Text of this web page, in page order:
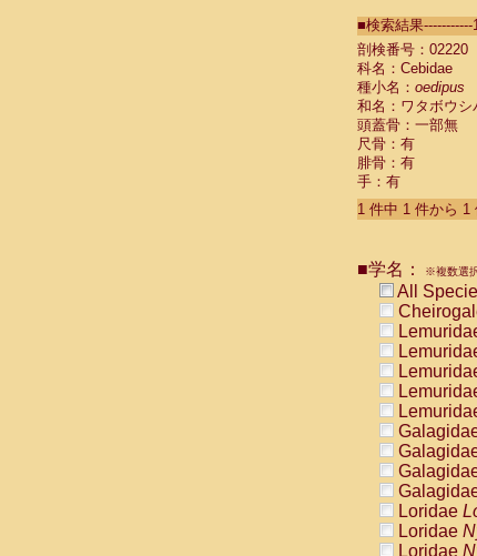
Cebidae
Cebidae
Cebidae
Cebidae
Cebidae
Cebidae
Cebidae
Cebidae
Cebidae
Cebidae
Cebidae
Cebidae
Cebidae
Cebidae
Atelidae
Atelidae
Atelidae
Atelidae
Atelidae
Atelidae
Atelidae
Atelidae
Atelidae
Atelidae
■検索結果
剖検番号：02220
科名：Cebidae
種小名： oedipus
和名：ワタボウシ
頭蓋骨：一部無
尺骨：有
腓骨：有
手：有
1 件中 1 件から 1
■学名： ※複数選
All
Loridae
Loridae
Loridae